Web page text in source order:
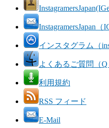
InstagramersJapan
インスタグラム（
よくあるご質問（Q
利用規約
RSS フィード
E-Mail